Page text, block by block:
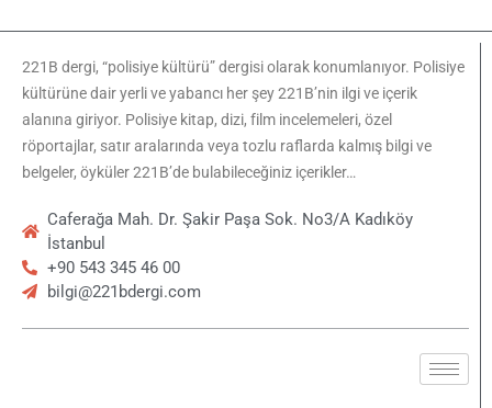
221B dergi, “polisiye kültürü” dergisi olarak konumlanıyor. Polisiye
kültürüne dair yerli ve yabancı her şey 221B’nin ilgi ve içerik
alanına giriyor. Polisiye kitap, dizi, film incelemeleri, özel
röportajlar, satır aralarında veya tozlu raflarda kalmış bilgi ve
belgeler, öyküler 221B’de bulabileceğiniz içerikler…
Caferağa Mah. Dr. Şakir Paşa Sok. No3/A Kadıköy
İstanbul
+90 543 345 46 00
bilgi@221bdergi.com